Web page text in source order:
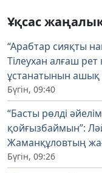
Ұқсас
“Арабтар сияқты
Тілеухан алғаш
ұстанатынын ашық
Бүгін, 09:40
“Басты рөлді
қойғызбаймын”:
Жаманқұловтың
Бүгін, 09:26